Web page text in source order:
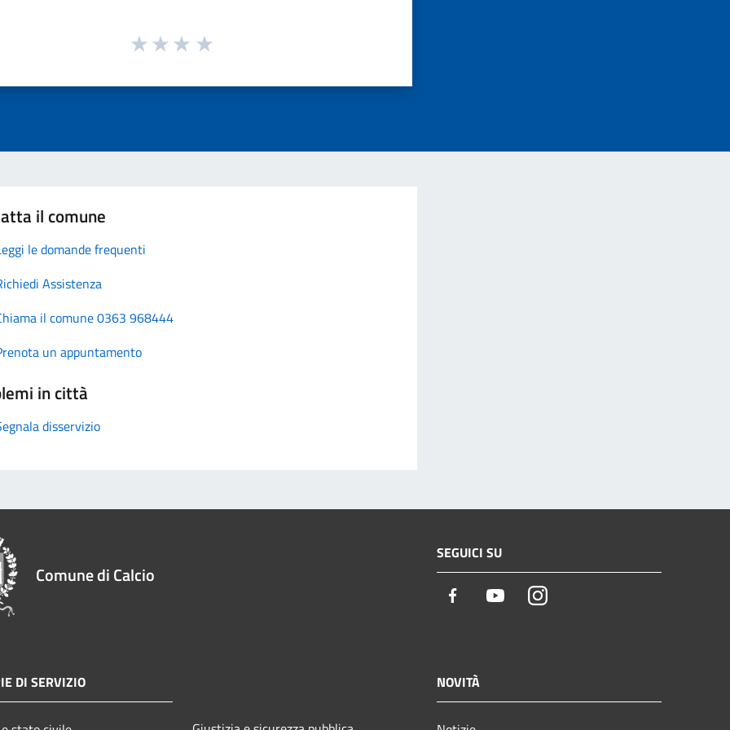
il comune
le domande frequenti
Assistenza
il comune 0363 968444
un appuntamento
in città
disservizio
Comune di Calcio
SEGUICI SU
Facebook YoutubeInstagram
DI SERVIZIO NOVITÀ